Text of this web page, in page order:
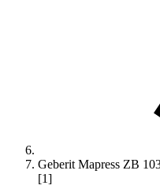
Geberit Mapress ZB
[1]